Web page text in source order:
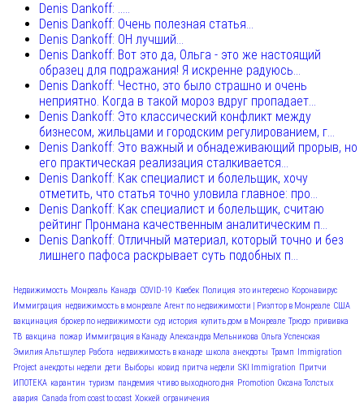
Denis Dankoff: .....
Denis Dankoff: Очень полезная статья...
Denis Dankoff: ОН лучший...
Denis Dankoff: Вот это да, Ольга - это же настоящий
образец для подражания! Я искренне радуюсь...
Denis Dankoff: Честно, это было страшно и очень
неприятно. Когда в такой мороз вдруг пропадает...
Denis Dankoff: Это классический конфликт между
бизнесом, жильцами и городским регулированием, г...
Denis Dankoff: Это важный и обнадеживающий прорыв, но
его практическая реализация сталкивается...
Denis Dankoff: Как специалист и болельщик, хочу
отметить, что статья точно уловила главное: про...
Denis Dankoff: Как специалист и болельщик, считаю
рейтинг Пронмана качественным аналитическим п...
Denis Dankoff: Отличный материал, который точно и без
лишнего пафоса раскрывает суть подобных п...
Недвижимость Монреаль Канада COVID-19 Квебек Полиция это интересно Коронавирус
Иммиграция недвижимость в монреале Агент по недвижимости | Риэлтор в Монреале США
вакцинация брокер по недвижимости суд история купить дом в Монреале Трюдо прививка
ТВ вакцина пожар Иммиграция в Канаду Александра Мельникова Ольга Успенская
Эмилия Альтшулер Работа недвижимость в канаде школа анекдоты Трамп
Immigration
Project анекдоты недели дети Выборы ковид притча недели SKI Immigration Притчи
ИПОТЕКА карантин туризм пандемия чтиво выходного дня Promotion Оксана Толстых
авария Canada from coast to coast Хоккей ограничения